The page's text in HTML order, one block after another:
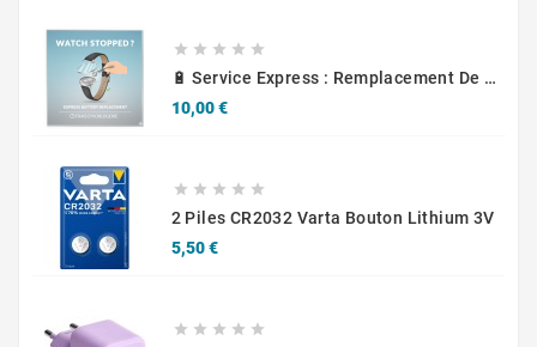
    
🔋 Service Express : Remplacement De Piles D'Horlogerie
10,00 €Prix
    
2 Piles CR2032 Varta Bouton Lithium 3V
5,50 €Prix
    